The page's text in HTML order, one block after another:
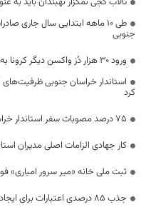
جنوبی
ورود ۳۰ هزار دُز واکسن دیگر کرونا به خراسان جنوبی
استاندار خراسان جنوبی ظرفیت‌های
کرد
۷۵ درصد مصوبات سفر استاندار خراسان جنوبی به مرز اجرایی شد
کار جهادی الزامات اصلی مدیران
ثبت ملی خانه «میر سرور امیاری»
جذب 85 درصدی اعتبارات برای ایجاد اشتغال پایدار در ‌خراسان جنوبی